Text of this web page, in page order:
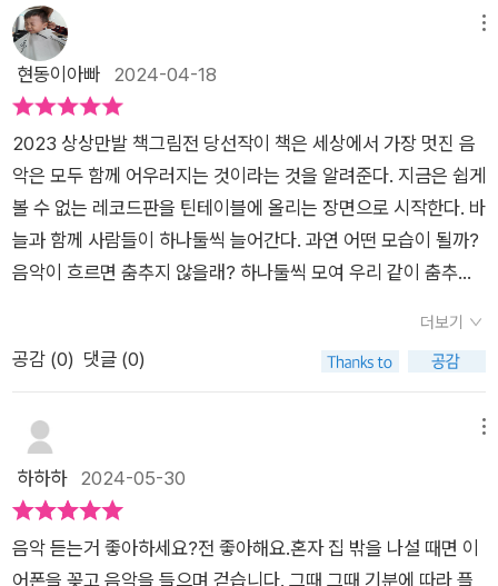
요. 그렇지만 우리가 함께 누군가와 나눌 때 행복은 더욱 확장되
어 질 것이라 생각되요. 서로 다른 춤을 추지만 하나가 되어가는
모습을 볼 때 너무 공감되었어요.음악은 우리에게 이런 삶에 대한
동기부여로 작용하기에 충분한 것 같아요. 위에 첨부해 드린 그림
외에도 함께 수록되어 있는 그림이 역동적이어서 신나는 음악을
듣고 있는 것처럼 느껴져요.끝으로 <음악이 흐르면>그림책은
음악으로 시작해서 우리의 삶에 좋은 영향력을 가져다주듯이 우
리도 서로에게 함께 나누는 삶이 큰 힘와 용기를 가져줄 것이라
생각해요.
네요.또, 이야기의 확장이라고 해야 할까요?한 명에서 많은 사람
들로, 아침에서 밤까지,그리고 실내에서 시작해서 공원까지 이어
지며 음악을 계속 흐르네요.어느 부분에서 열어서 시작을 해도 이
이어지는 느낌이 뭘까?궁금했는데 진행되는 이야기는 없지만 음
악이 흐르면서 이어지는 것 같아요.뭔가 독특한 이유는 '음악'이
라는 소재 때문이겠지요.작가님 나름의 스토리는 있겠지만 여타
의 다른 그림책들과는 조금 다른 느낌이네요.평소에 만나지 못했
던 전개 부분이 마음에 들어요.마음을 움직이는 음악의 힘은 수많
은 감정들을 살아 움직이게 해 주는 것 같아요.평온하게도, 기분
을 전환 시키기도, 집중력을 도와주기고, 추억을 불러주기도,아픔
그림책 속의 남녀노소 다양한 사람들이 통합할 수 있게도 돕지요.
음악의 장점을 그림책 한 권에 담았다는 부분이 놀라워요.마무리
를 하기 전 궁금한 점이 있어요.사람들의 얼굴에 눈, 코, 입이 있
어야 표정이 만들어지잖아요.이이삼 작가님의 <음악이 흐르면>
안에는 그 부분이 없어요.혹시 저만 모르는 비밀이 있는 걸까요?
- 이이삼 작가님의 그림책 -이이삼 작가님의 2022년 첫 번째 작
현동이아빠 2024-04-18
2023 상상만발 책그림전 당선작​​이 책은 세상에서 가장 멋진 음
악은 모두 함께 어우러지는 것이라는 것을 알려준다. 지금은 쉽게
볼 수 없는 레코드판을 틴테이블에 올리는 장면으로 시작한다. 바
늘과 함께 사람들이 하나둘씩 늘어간다. 과연 어떤 모습이 될까?​​​​
음악이 흐르면 춤추지 않을래? 하나둘씩 모여 우리 같이 춤추지
꽃잎처럼 춤을 춰 봐. 지금 우리는 바다처럼 자유로워. 여럿이 둘
이서 혼자여도 모두 괜찮아. 서로의 손을 잡고 리듬에 맞춰 움직
내리면 더욱 빛나지 모두 함께 어우러진다면 가장 멋진 음악이 되
는 거야.​​​​​책에는 다양한 사람들이 등장한다. 성별도 나이도 인종도
다르다. 또한 춤추는 모습도 제각각이다. 하지만 모두 같은 음악
이해하고 인정하는 계기가 음악으로 귀결되는 듯 하다. ​​책을 읽
더보기
공감 (0) 댓글 (0)
하하하2024-05-30
음악 듣는거 좋아하세요?전 좋아해요.혼자 집 밖을 나설 때면 이
어폰을 꽂고 음악을 들으며 걷습니다. 그때 그때 기분에 따라 플